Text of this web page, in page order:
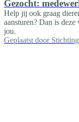
Gezocht:
Help jij ook graag
aansturen? Dan is
jou.
Geplaatst door